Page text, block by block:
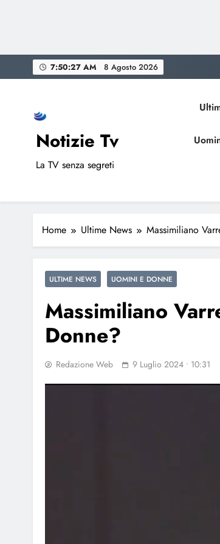
to
7:50:28 AM 8 Agosto 2026
Notizie Tv
La TV senza segreti
Home Ultime News Massimiliano
ULTIME NEWS UOMINI E DONNE
Massimiliano
Donne?
Redazione Web 9 Luglio 2024 • 10:31